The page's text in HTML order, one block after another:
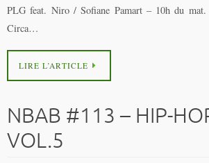
PLG feat. Niro / Sofiane Pamart – 10h du
Circa…
LIRE L’ARTICLE
NBAB #113 – HIP-
VOL.5